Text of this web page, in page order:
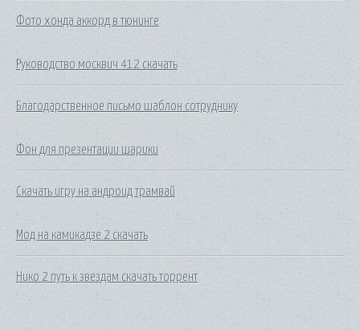
Фото хонда аккорд в тюнинге
Руководство москвич 412 скачать
Благодарственное письмо шаблон сотруднику
Фон для презентации шарики
Скачать игру на андроид трамвай
Мод на камикадзе 2 скачать
Нико 2 путь к звездам скачать торрент